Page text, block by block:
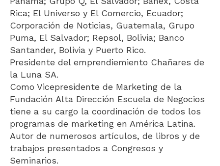
Rica; El Universo y El Comercio, Ecuador;
Corporación de Noticias, Guatemala, Grupo
Puma, El Salvador; Repsol, Bolivia; Banco
Santander, Bolivia y Puerto Rico.
Presidente del emprendiemiento Chañares de
la Luna SA.
Como Vicepresidente de Marketing de la
Fundación Alta Dirección Escuela de Negocios
tiene a su cargo la coordinación de todos los
programas de marketing en América Latina.
Autor de numerosos artículos, de libros y de
trabajos presentados a Congresos y
Seminarios.